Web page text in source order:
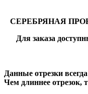
СЕРЕБРЯНАЯ
Для заказа
Данные отрезки
Чем длиннее отрезок,